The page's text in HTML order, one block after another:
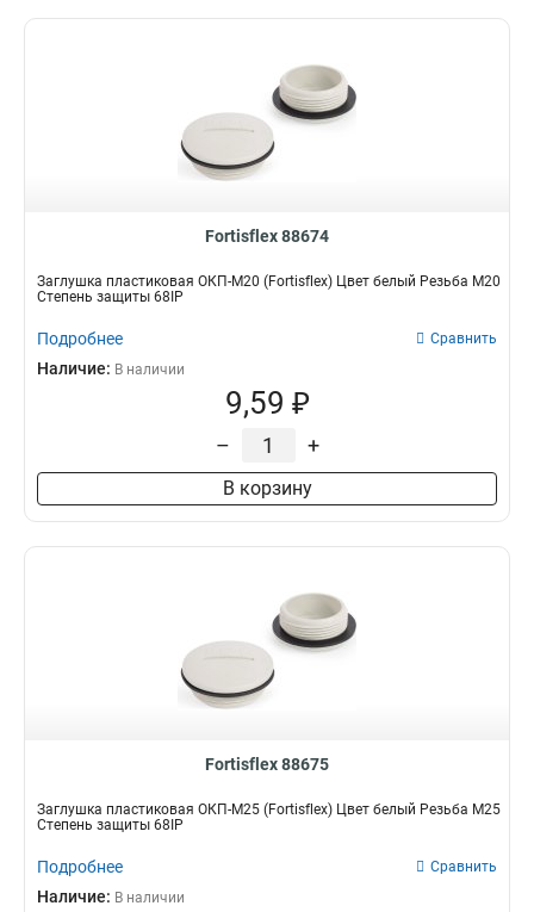
Fortisflex 88674
Заглушка пластиковая ОКП-M20 (Fortisflex) Цвет белый Резьба M20
Степень защиты 68IP
Подробнее Сравнить
Наличие: В наличии
9,59 ₽
– +
В корзину
Fortisflex 88675
Заглушка пластиковая ОКП-M25 (Fortisflex) Цвет белый Резьба M25
Степень защиты 68IP
Подробнее Сравнить
Наличие: В наличии